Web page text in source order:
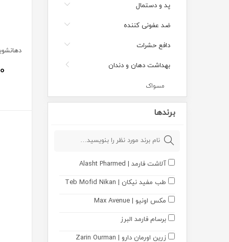
پد و دستمال
ضد عفونی کننده
دافع حشرات
بهداشت دهان و دندان
مسواک
خمیر دندان
سفید کننده دندان
چسب دندان مصنوعی
تبخال و آفت دهان
گوش پاک کن
برندها
آلاشت فارمد | Alasht Pharmed
طب مفید نیکان | Teb Mofid Nikan
مکس اونیو | Max Avenue
برسام فارمد البرز
زرین اورمان دارو | Zarin Ourman